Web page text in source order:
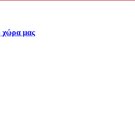
χώρα μας